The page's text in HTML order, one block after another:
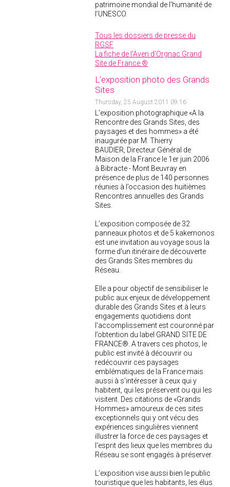
patrimoine mondial de l'humanité de
l’UNESCO.
Tous les dossiers de presse du
RGSF
La fiche de l'Aven d'Orgnac Grand
Site de France ®
L'exposition photo des Grands
Sites
Thursday, 25 August 2011 09:16
L’exposition photographique «A la
Rencontre des Grands Sites, des
paysages et des hommes» a été
inaugurée par M. Thierry
BAUDIER, Directeur Général de
Maison de la France le 1er juin 2006
à Bibracte - Mont Beuvray en
présence de plus de 140 personnes
réunies à l’occasion des huitièmes
Rencontres annuelles des Grands
Sites.
L’exposition composée de 32
panneaux photos et de 5 kakemonos
est une invitation au voyage sous la
forme d'un itinéraire de découverte
des Grands Sites membres du
Réseau.
Elle a pour objectif de sensibiliser le
public aux enjeux de développement
durable des Grands Sites et à leurs
engagements quotidiens dont
l’accomplissement est couronné par
l’obtention du label GRAND SITE DE
FRANCE®. A travers ces photos, le
public est invité à découvrir ou
redécouvrir ces paysages
emblématiques de la France mais
aussi à s’intéresser à ceux qui y
habitent, qui les préservent ou qui les
visitent. Des citations de «Grands
Hommes» amoureux de ces sites
exceptionnels qui y ont vécu des
expériences singulières viennent
illustrer la force de ces paysages et
l'esprit des lieux que les membres du
Réseau se sont engagés à préserver.
L’exposition vise aussi bien le public
touristique que les habitants, les élus